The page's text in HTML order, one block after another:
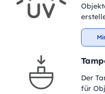
Der
für